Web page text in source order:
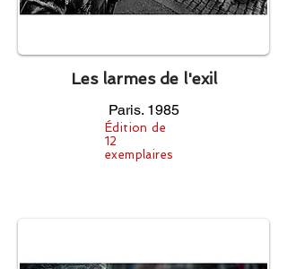
Les larmes de l'exil
Paris. 1985
Édition de
12
exemplaires